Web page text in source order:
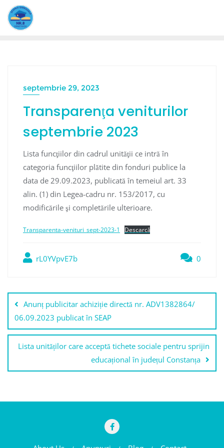
Skip
content
septembrie 29, 2023
Transparenţa veniturilor
septembrie 2023
Lista funcţiilor din cadrul unităţii ce intră în
categoria funcţiilor plătite din fonduri publice la
data de 29.09.2023, publicată în temeiul art. 33
alin. (1) din Legea-cadru nr. 153/2017, cu
modificările şi completările ulterioare.
Transparenta-venituri_sept-2023-1 Descarcă
rL0YVpvE7b 0
Navigare
în
articole
Anunț publicitar achiziție directă nr. ADV1382864/
06.09.2023 publicat în SEAP
Lista unităților care acceptă tichete sociale pentru sprijin
educațional în județul Constanța